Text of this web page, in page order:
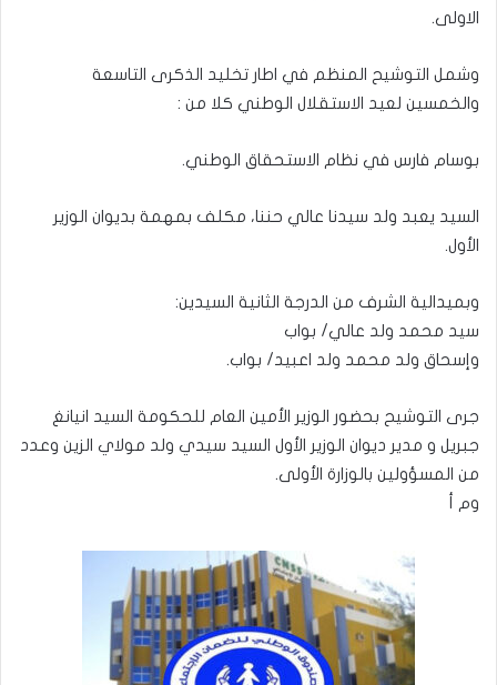
الاولى.
وشمل التوشيح المنظم في اطار تخليد الذكرى التاسعة
والخمسين لعيد الاستقلال الوطني كلا من :
بوسام فارس في نظام الاستحقاق الوطني.
السيد يعبد ولد سيدنا عالي حننا، مكلف بمهمة بديوان الوزير
الأول.
وبميدالية الشرف من الدرجة الثانية السيدين:
سيد محمد ولد عالي/ بواب
وإسحاق ولد محمد ولد اعبيد/ بواب.
جرى التوشيح بحضور الوزير الأمين العام للحكومة السيد انيانغ
جبريل و مدير ديوان الوزير الأول السيد سيدي ولد مولاي الزين وعدد
من المسؤولين بالوزارة الأولى.
وم أ